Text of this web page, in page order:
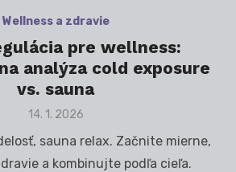
Wellness a zdravie
pre wellness:
analýza cold exposure
vs. sauna
Posted
14. 1. 2026
sauna relax. Začnite mierne,
a kombinujte podľa cieľa.